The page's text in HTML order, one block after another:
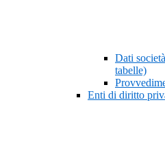
Dati
tabelle)
Enti di diritto